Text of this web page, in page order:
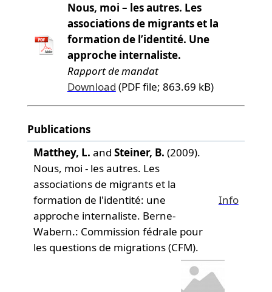
Nous, moi – les autres. Les
associations de migrants et la
formation de l’identité. Une
approche internaliste.
Rapport de mandat
Download (PDF file; 863.69 kB)
Publications
Matthey, L. and Steiner, B. (2009).
Nous, moi - les autres. Les
associations de migrants et la
formation de l'identité: une
approche internaliste. Berne-
Wabern.: Commission fédrale pour
les questions de migrations (CFM).
Info